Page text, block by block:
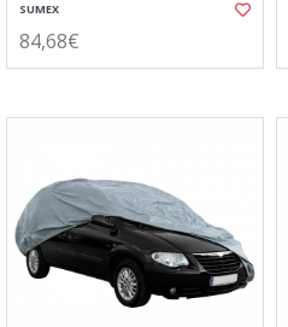
SUMEX
84,68€